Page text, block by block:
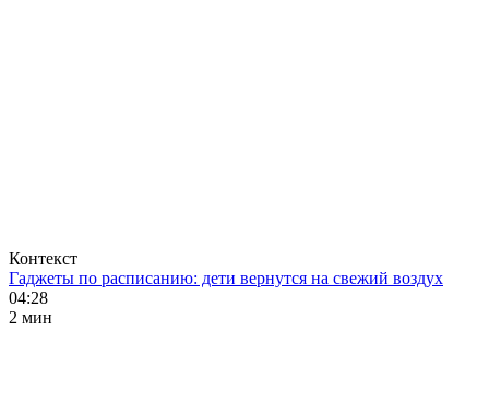
Контекст
Гаджеты по расписанию: дети вернутся на свежий воздух
04:28
2 мин